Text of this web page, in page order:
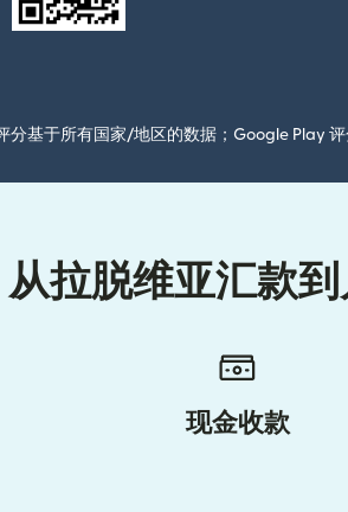
分基于所有国家/地区的数据；Google Play
从拉脱维亚汇款
现金收款